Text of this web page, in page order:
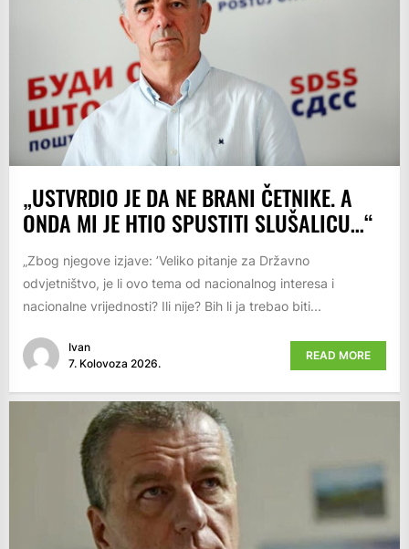
„USTVRDIO JE DA NE BRANI ČETNIKE. A
ONDA MI JE HTIO SPUSTITI SLUŠALICU…“
„Zbog njegove izjave: ’Veliko pitanje za Državno
odvjetništvo, je li ovo tema od nacionalnog interesa i
nacionalne vrijednosti? Ili nije? Bih li ja trebao biti...
Ivan
7. Kolovoza 2026.
READ MORE